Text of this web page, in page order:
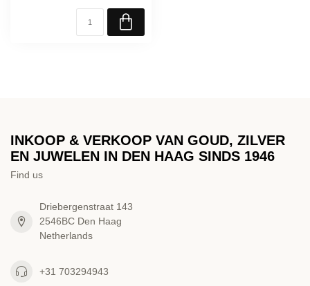
INKOOP & VERKOOP VAN GOUD, ZILVER
EN JUWELEN IN DEN HAAG SINDS 1946
Find us
Driebergenstraat 143
2546BC Den Haag
Netherlands
+31 703294943